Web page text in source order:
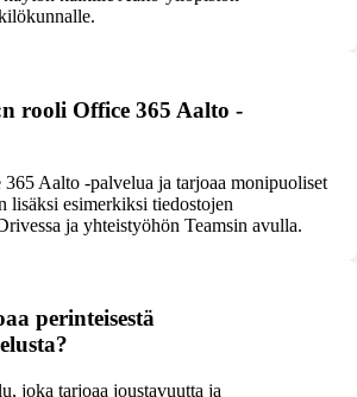
rooli Office 365 Aalto -
Aalto -palvelua ja tarjoaa monipuoliset
lisäksi esimerkiksi tiedostojen
ja yhteistyöhön Teamsin avulla.
perinteisestä
joka tarjoaa joustavuutta ja